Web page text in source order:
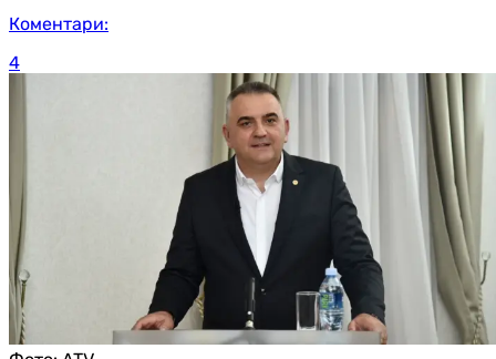
Коментари:
4